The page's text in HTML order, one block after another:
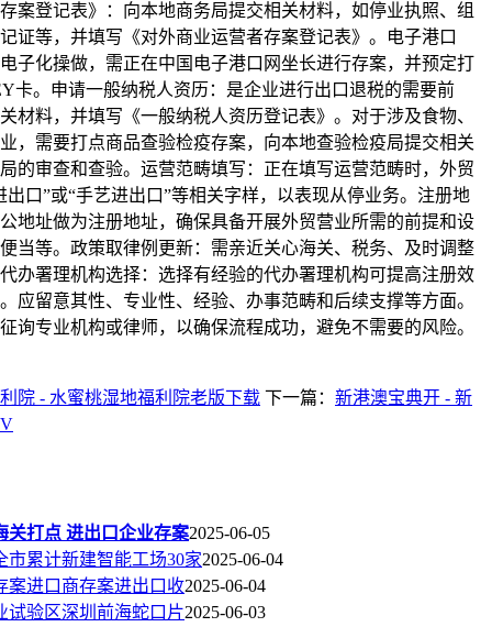
案登记表》：向本地商务局提交相关材料，如停业执照、组
证等，并填写《对外商业运营者存案登记表》。电子港口
子化操做，需正在中国电子港口网坐长进行存案，并预定打
卡。申请一般纳税人资历：是企业进行出口退税的需要前
材料，并填写《一般纳税人资历登记表》。对于涉及食物、
，需要打点商品查验检疫存案，向本地查验检疫局提交相关
的审查和查验。运营范畴填写：正在填写运营范畴时，外贸
出口”或“手艺进出口”等相关字样，以表现从停业务。注册地
地址做为注册地址，确保具备开展外贸营业所需的前提和设
当等。政策取律例更新：需亲近关心海关、税务、及时调整
办署理机构选择：选择有经验的代办署理机构可提高注册效
应留意其性、专业性、经验、办事范畴和后续支撑等方面。
询专业机构或律师，以确保流程成功，避免不需要的风险。
院 - 水蜜桃湿地福利院老版下载 下一篇： 新港澳宝典开 - 新
关打点 进出口企业存案2025-06-05
市累计新建智能工场30家2025-06-04
案进口商存案进出口收2025-06-04
试验区深圳前海蛇口片2025-06-03